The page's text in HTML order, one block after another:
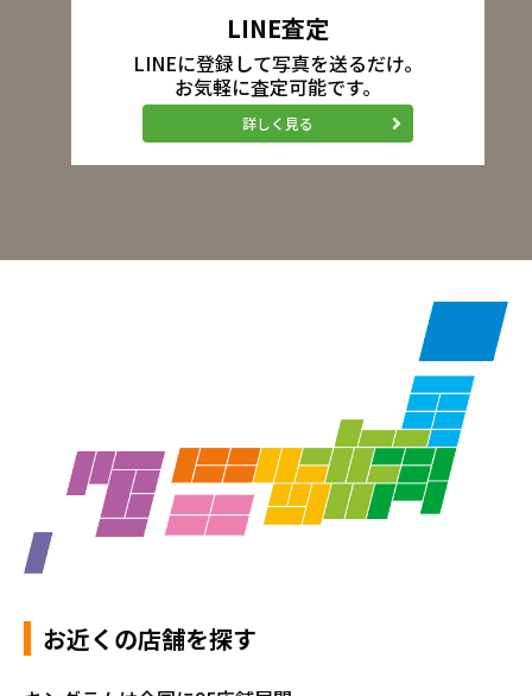
LINE査定
LINEに登録して写真を送るだけ。
お気軽に査定可能です。
詳しく見る
お近くの店舗を探す